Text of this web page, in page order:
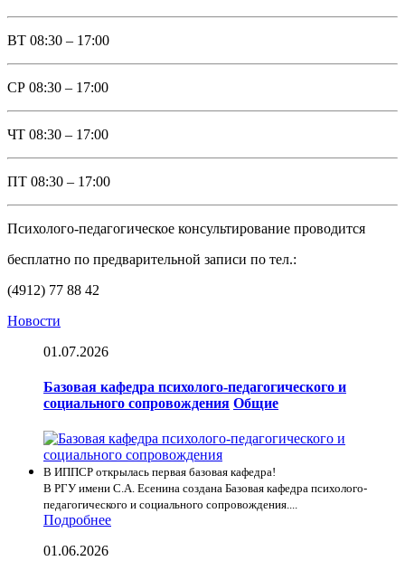
ВТ 08:30 – 17:00
СР 08:30 – 17:00
ЧТ 08:30 – 17:00
ПТ 08:30 – 17:00
Психолого-педагогическое консультирование проводится
бесплатно по предварительной записи по тел.:
(4912) 77 88 42
Новости
01.07.2026
Базовая кафедра психолого-педагогического и
социального сопровождения Общие
В ИППСР открылась первая базовая кафедра!
В РГУ имени С.А. Есенина создана Базовая кафедра психолого-
педагогического и социального сопровождения....
Подробнее
01.06.2026